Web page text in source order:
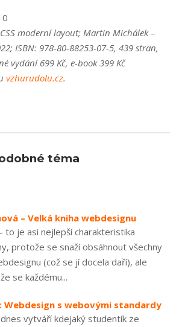
moderní layout; Martin Michálek –
ISBN: 978-80-88253-07-5, 439 stran,
vydání 699 Kč, e-book 399 Kč
vzhurudolu.cz.
téma
– Velká kniha webdesignu
to je asi nejlepší charakteristika
protože se snaží obsáhnout všechny
(což se jí docela daří), ale
se každému...
Webdesign s webovými standardy
vytváří kdejaký studentík ze